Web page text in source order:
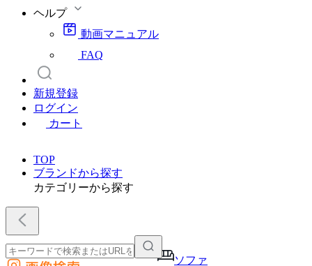
ヘルプ
動画マニュアル
FAQ
新規登録
ログイン
カート
TOP
ブランドから探す
カテゴリーから探す
ソファ